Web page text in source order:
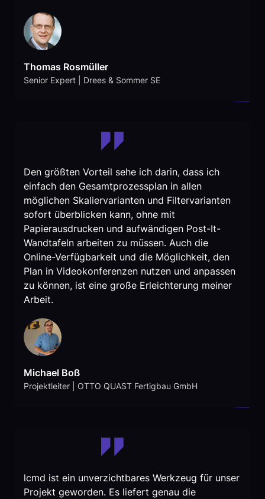
Thomas Rosmüller
Senior Expert | Drees & Sommer SE
Den größten Vorteil sehe ich darin, dass ich
einfach den Gesamtprozessplan in allen
möglichen Skaliervarianten und Filtervarianten
sofort überblicken kann, ohne mit
Papierausdrucken und aufwändigen Post-It-
Wandtafeln arbeiten zu müssen. Auch die
Online-Verfügbarkeit und die Möglichkeit, den
Plan in Videokonferenzen nutzen und anpassen
zu können, ist eine große Erleichterung meiner
Arbeit.
Michael Boß
Projektleiter | OTTO QUAST Fertigbau GmbH
lcmd ist ein unverzichtbares Werkzeug für unser
Projekt geworden. Es liefert genau die